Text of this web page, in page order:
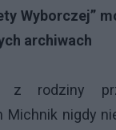
Wyborczej”
archiwach
z rodziny
Michnik nigdy